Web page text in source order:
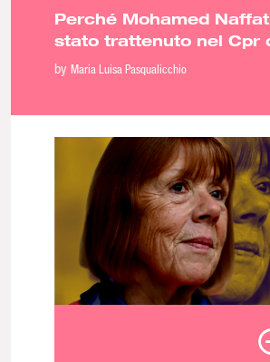
Perché Mohamed
stato trattenuto nel Cpr
Milano?
by Maria Luisa Pasqualicchio